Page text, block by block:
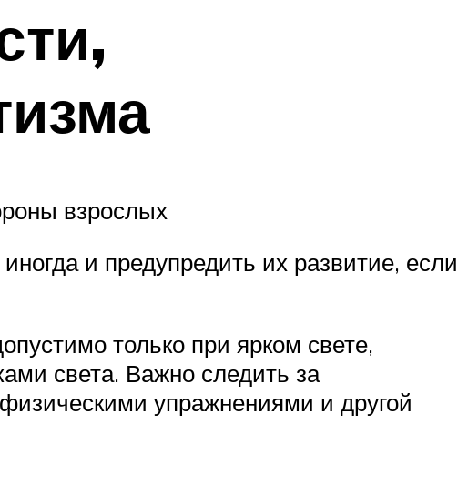
взрослых
и предупредить их развитие, если
только при ярком свете,
света. Важно следить за
упражнениями и другой